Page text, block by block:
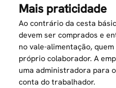
Mais praticidade
Ao contrário da cesta
devem ser comprados e
no vale-alimentação,
próprio colaborador. A
uma administradora para
conta do trabalhador.